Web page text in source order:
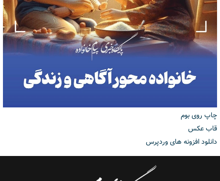
چاپ روی بوم
قاب عکس
دانلود افزونه های وردپرس